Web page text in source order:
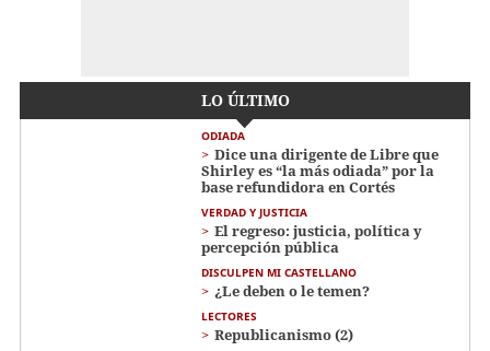
LO ÚLTIMO
ODIADA
Dice una dirigente de Libre que
Shirley es “la más odiada” por la
base refundidora en Cortés
VERDAD Y JUSTICIA
El regreso: justicia, política y
percepción pública
DISCULPEN MI CASTELLANO
¿Le deben o le temen?
LECTORES
Republicanismo (2)